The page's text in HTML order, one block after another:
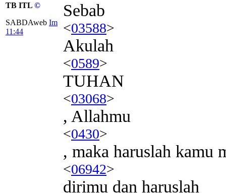
TB ITL ©
SABDAweb Im
11:44
Sebab
<03588>
Akulah
<0589>
TUHAN
<03068>
, Allahmu
<0430>
, maka haruslah kamu
<06942>
dirimu dan haruslah